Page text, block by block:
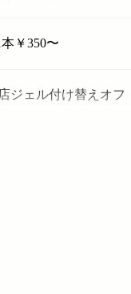
￥350〜
ジェル付け替えオ